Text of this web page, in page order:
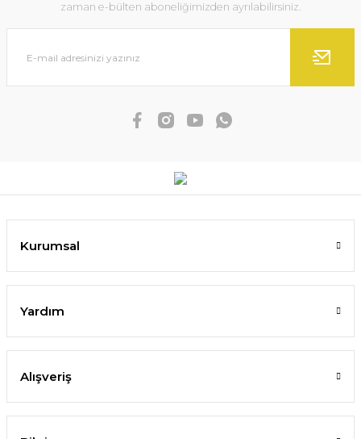
zaman e-bülten aboneliğimizden ayrılabilirsiniz.
Kurumsal
Yardım
Alışveriş